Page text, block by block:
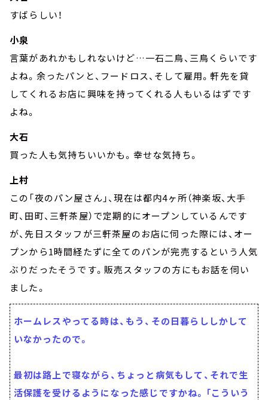
すばらしい！
小泉
言葉があれかもしれないけど…一石二鳥、三鳥くらいです
よね。余ったパンと、フードロス、そして雇用。軒先を貸
してくれるお店に興味を持ってくれる人もいるはずです
よね。
大石
買った人も気持ちいいかも。幸せな気持ち。
上村
この「夜のパン屋さん」、現在は都内4ヶ所（神楽坂、大手
町、田町、三軒茶屋）で定期的にオープンしているんです
が、先日スタッフが三軒茶屋のお店に伺った際には、オー
プンから1時間経たずに全てのパンが完売するという人気
ぶりだったそうです。販売スタッフの方にもお話を伺い
ました。
ホームレスやってる時は、もう、その日暮らししかして
いなかったので。
最初は路上で寝ながら、ちょっと病気もして、それで生
活保護を受けるようになった感じですかね。「こういう